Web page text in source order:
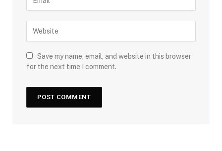
Save my name, email, and website in this browser
for the next time I comment.